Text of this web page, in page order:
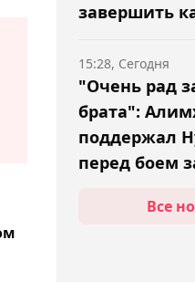
завершить
"Очень рад
брата":
поддержал
перед боем
15:28, Сегодня
15:10, Сегодня
Все